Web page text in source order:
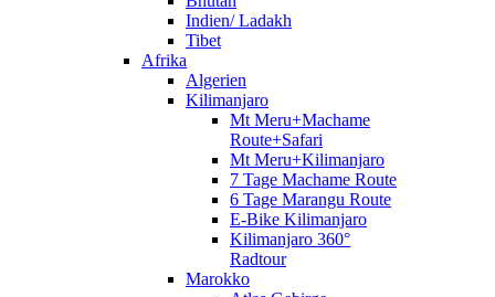
Indien/ Ladakh
Tibet
Afrika
Algerien
Kilimanjaro
Mt Meru+Machame
Route+Safari
Mt Meru+Kilimanjaro
7 Tage Machame Route
6 Tage Marangu Route
E-Bike Kilimanjaro
Kilimanjaro 360°
Radtour
Marokko